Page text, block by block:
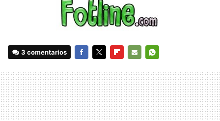
3 comentarios
MAIL